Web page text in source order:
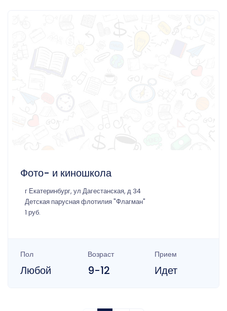
Фото- и киношкола
г Екатеринбург, ул Дагестанская, д 34
Детская парусная флотилия "Флагман"
1 руб.
Пол
Любой
Возраст
9-12
Прием
Идет